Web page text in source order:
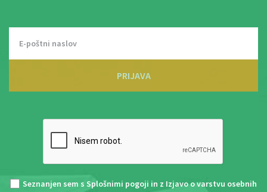
PRIJAVA
Seznanjen sem s Splošnimi pogoji in z Izjavo o varstvu osebnih